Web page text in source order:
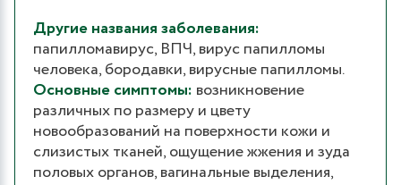
Другие названия заболевания:
папилломавирус, ВПЧ, вирус папилломы
человека, бородавки, вирусные папилломы.
Основные симптомы: возникновение
различных по размеру и цвету
новообразований на поверхности кожи и
слизистых тканей, ощущение жжения и зуда
половых органов, вагинальные выделения,